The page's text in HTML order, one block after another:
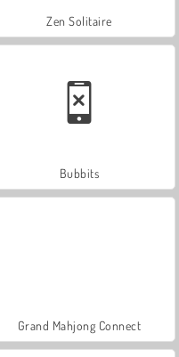
Zen Solitaire
Bubbits
Grand Mahjong Connect